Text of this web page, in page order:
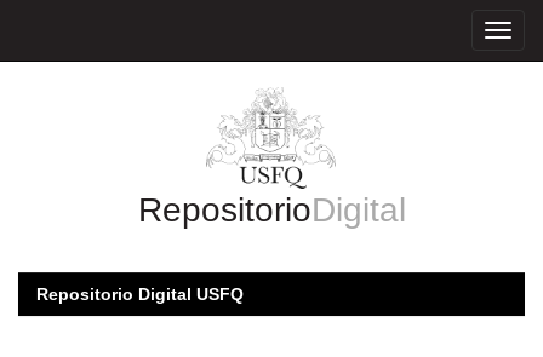
RepositorioDigital
Repositorio Digital USFQ